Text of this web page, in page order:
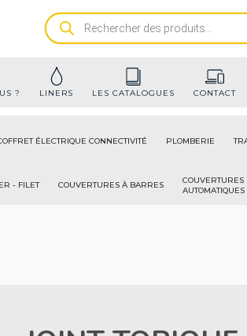
Recherche
de
? LINERS LES CATALOGUES CONTACT
ÉLECTRIQUE CONNECTIVITÉ PLOMBERIE
- FILET COUVERTURES À BARRES
COUVERTURES
AUTOMATIQUES